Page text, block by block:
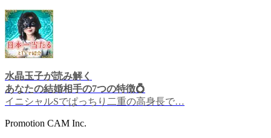
水晶玉子が読み解く
あなたの結婚相手の7つの特徴💍
イニシャルSでぱっちり二重の高身長で…
Promotion CAM Inc.